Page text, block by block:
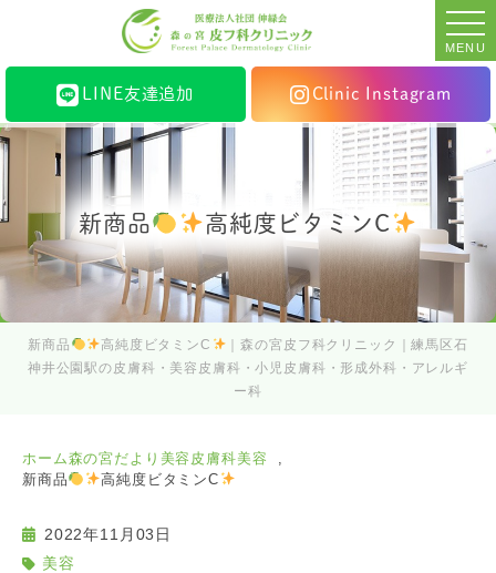
MENU
LINE友達追加 Clinic Instagram
新商品 高純度ビタミンC
新商品 高純度ビタミンC
｜森の宮皮フ科クリニック｜練馬区石
神井公園駅の皮膚科・美容皮膚科・小児皮膚科・形成外科・アレルギ
ー科
ホーム森の宮だより 美容皮膚科美容
新商品
高純度ビタミンC
2022年11月03日
美容